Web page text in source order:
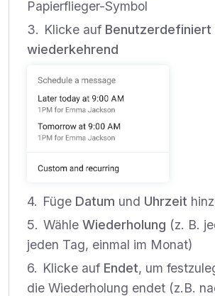
Papierflieger-Symbol
Klicke auf Benutzerdefiniert
wiederkehrend
Füge Datum und Uhrzeit
Wähle Wiederholung (z. B.
jeden Tag, einmal im Monat)
Klicke auf Endet, um
die Wiederholung endet (z.B.